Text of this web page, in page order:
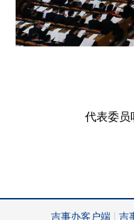
代表委员